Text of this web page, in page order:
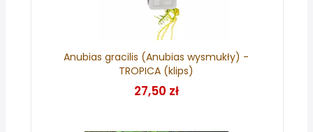
Anubias gracilis (Anubias wysmukły) -
TROPICA (klips)
27,50 zł